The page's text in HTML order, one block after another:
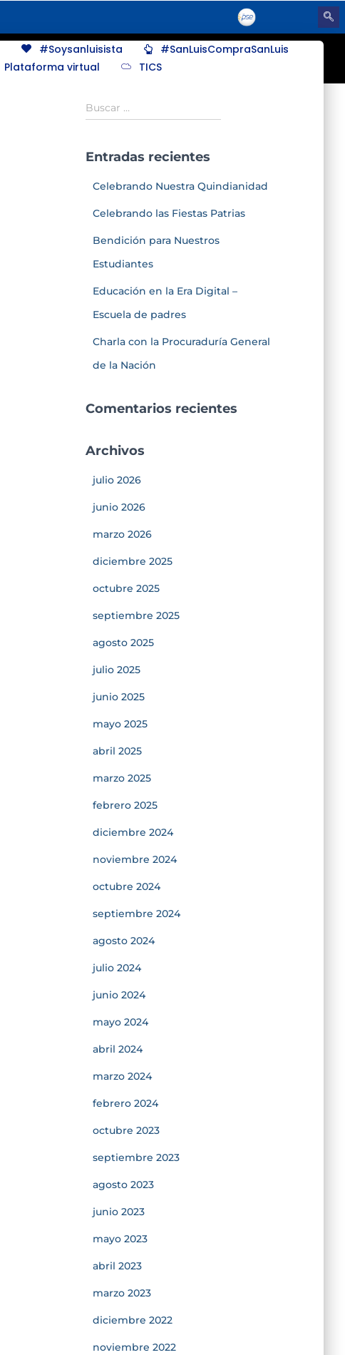
#Soysanluisista
#SanLuisCompraSanLuis
Plataforma virtual TICS
Buscar …
Entradas recientes
Celebrando Nuestra Quindianidad
Celebrando las Fiestas Patrias
Bendición para Nuestros
Estudiantes
Educación en la Era Digital –
Escuela de padres
Charla con la Procuraduría General
de la Nación
Comentarios recientes
Archivos
julio 2026
junio 2026
marzo 2026
diciembre 2025
octubre 2025
septiembre 2025
agosto 2025
julio 2025
junio 2025
mayo 2025
abril 2025
marzo 2025
febrero 2025
diciembre 2024
noviembre 2024
octubre 2024
septiembre 2024
agosto 2024
julio 2024
junio 2024
mayo 2024
abril 2024
marzo 2024
febrero 2024
octubre 2023
septiembre 2023
agosto 2023
junio 2023
mayo 2023
abril 2023
marzo 2023
diciembre 2022
noviembre 2022